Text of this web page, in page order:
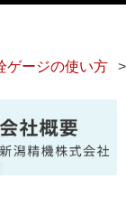
ゲージの使い方